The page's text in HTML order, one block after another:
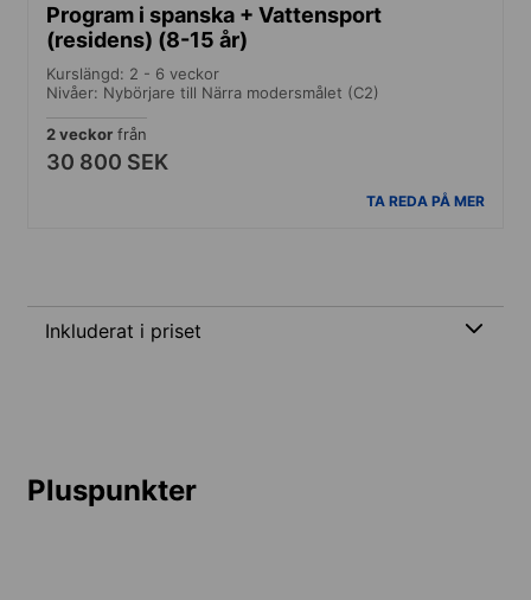
Program i spanska + Vattensport
(residens) (8-15 år)
Kurslängd: 2 - 6 veckor
Nivåer: Nybörjare till Närra modersmålet (C2)
2 veckor från
30 800 SEK
TA REDA PÅ MER
Inkluderat i priset
Pluspunkter